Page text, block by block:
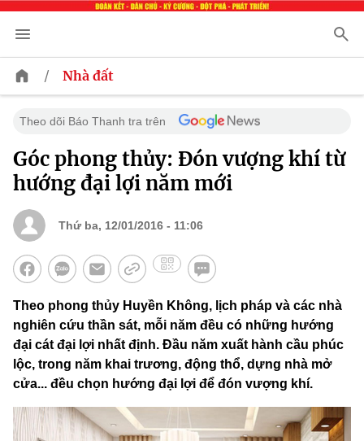
/ Nhà đất
Theo dõi Báo Thanh tra trên
Góc phong thủy: Đón vượng khí từ
hướng đại lợi năm mới
Thứ ba, 12/01/2016 - 11:06
Theo phong thủy Huyền Không, lịch pháp và các nhà
nghiên cứu thần sát, mỗi năm đều có những hướng
đại cát đại lợi nhất định. Đầu năm xuất hành cầu phúc
lộc, trong năm khai trương, động thổ, dựng nhà mở
cửa... đều chọn hướng đại lợi để đón vượng khí.